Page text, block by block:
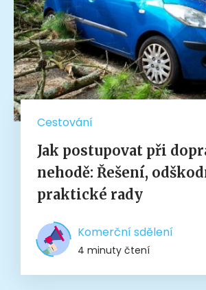
Cestování
Jak postupovat při
nehodě: Řešení,
praktické rady
Komerční sdělení
4 minuty čtení